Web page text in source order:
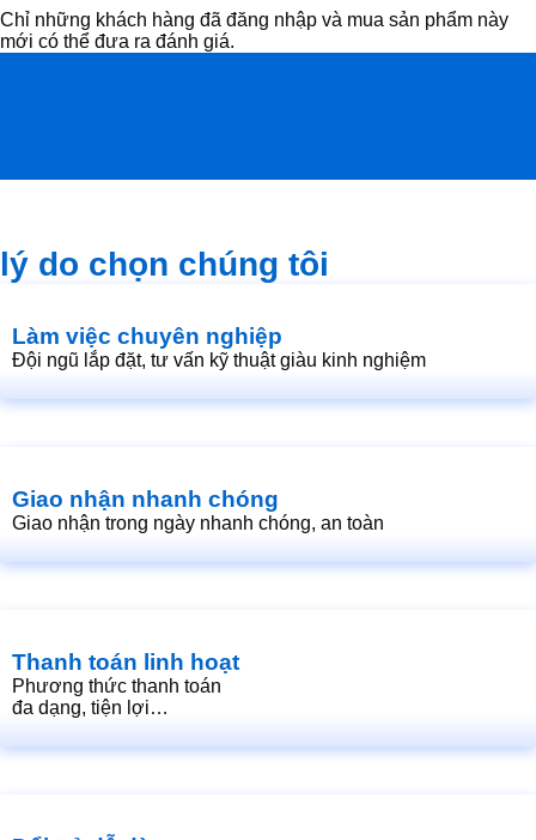
Chỉ những khách hàng đã đăng nhập và mua sản phẩm này
mới có thể đưa ra đánh giá.
lý do chọn chúng tôi
Làm việc chuyên nghiệp
Đội ngũ lắp đặt, tư vấn kỹ thuật giàu kinh nghiệm
Giao nhận nhanh chóng
Giao nhận trong ngày nhanh chóng, an toàn
Thanh toán linh hoạt
Phương thức thanh toán
đa dạng, tiện lợi…